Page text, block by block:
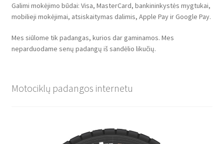
Galimi mokėjimo būdai: Visa, MasterCard, bankininkystės mygtukai,
mobilieji mokėjimai, atsiskaitymas dalimis, Apple Pay ir Google Pay.
Mes siūlome tik padangas, kurios dar gaminamos. Mes
neparduodame senų padangų iš sandėlio likučių.
Motociklų padangos internetu